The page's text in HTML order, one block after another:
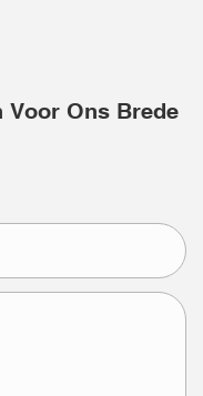
Voor Ons Brede